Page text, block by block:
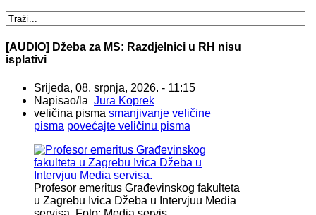
[AUDIO] Džeba za MS: Razdjelnici u RH nisu
isplativi
Srijeda, 08. srpnja, 2026. - 11:15
Napisao/la Jura Koprek
veličina pisma smanjivanje veličine
pisma povećajte veličinu pisma
Profesor emeritus Građevinskog fakulteta
u Zagrebu Ivica Džeba u Intervjuu Media